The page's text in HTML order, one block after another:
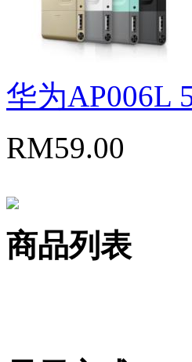
华为AP006L
RM59.00
商品列表